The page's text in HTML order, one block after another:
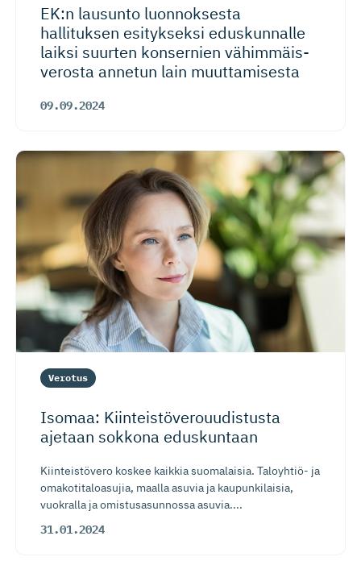
EK:n lausunto luonnoksesta
hallituksen esitykseksi eduskunnalle
laiksi suurten konsernien vähimmäis­
verosta annetun lain muuttamisesta
09.09.2024
Verotus
Isomaa: Kiinteistö­ve­rouu­distusta
ajetaan sokkona eduskuntaan
Kiinteistövero koskee kaikkia suomalaisia. Taloyhtiö- ja
omakotitaloasujia, maalla asuvia ja kaupunkilaisia,
vuokralla ja omistusasunnossa asuvia....
31.01.2024